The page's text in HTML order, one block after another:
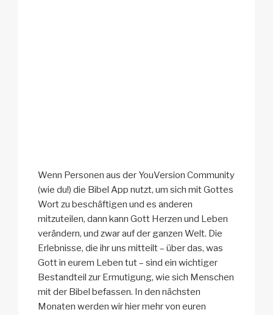
Wenn Personen aus der YouVersion Community
(wie du!) die Bibel App nutzt, um sich mit Gottes
Wort zu beschäftigen und es anderen
mitzuteilen, dann kann Gott Herzen und Leben
verändern, und zwar auf der ganzen Welt. Die
Erlebnisse, die ihr uns mitteilt – über das, was
Gott in eurem Leben tut – sind ein wichtiger
Bestandteil zur Ermutigung, wie sich Menschen
mit der Bibel befassen. In den nächsten
Monaten werden wir hier mehr von euren